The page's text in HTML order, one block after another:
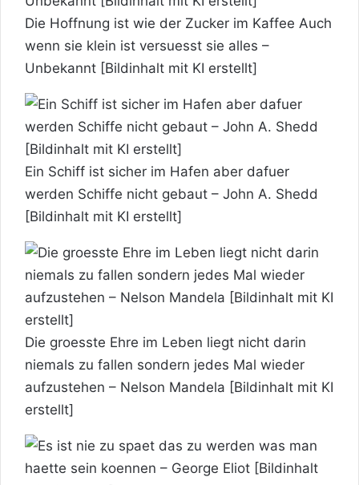
Die Hoffnung ist wie der Zucker im Kaffee Auch
wenn sie klein ist versuesst sie alles –
Unbekannt [Bildinhalt mit KI erstellt]
Ein Schiff ist sicher im Hafen aber dafuer
werden Schiffe nicht gebaut – John A. Shedd
[Bildinhalt mit KI erstellt]
Die groesste Ehre im Leben liegt nicht darin
niemals zu fallen sondern jedes Mal wieder
aufzustehen – Nelson Mandela [Bildinhalt mit KI
erstellt]